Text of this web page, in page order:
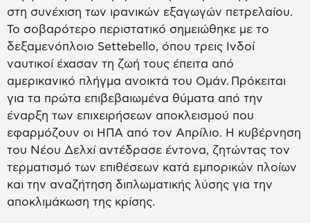
στη συνέχιση των ιρανικών εξαγωγών πετρελαίου.
Το σοβαρότερο περιστατικό σημειώθηκε με το
δεξαμενόπλοιο Settebello, όπου τρεις Ινδοί
ναυτικοί έχασαν τη ζωή τους έπειτα από
αμερικανικό πλήγμα ανοικτά του Ομάν. Πρόκειται
για τα πρώτα επιβεβαιωμένα θύματα από την
έναρξη των επιχειρήσεων αποκλεισμού που
εφαρμόζουν οι ΗΠΑ από τον Απρίλιο. Η κυβέρνηση
του Νέου Δελχί αντέδρασε έντονα, ζητώντας τον
τερματισμό των επιθέσεων κατά εμπορικών πλοίων
και την αναζήτηση διπλωματικής λύσης για την
αποκλιμάκωση της κρίσης.